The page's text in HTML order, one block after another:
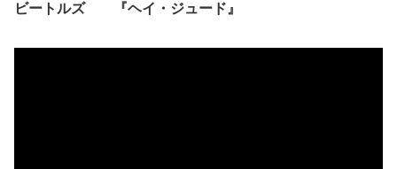
ビートルズ 『ヘイ・ジュード』